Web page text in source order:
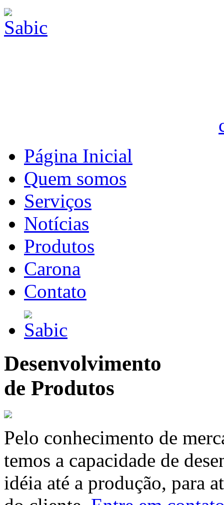
Página Inicial
Quem somos
Serviços
Notícias
Produtos
Carona
Contato
Desenvolvimento
de Produtos
Pelo conhecimento de
temos a capacidade de
idéia até a produção, para